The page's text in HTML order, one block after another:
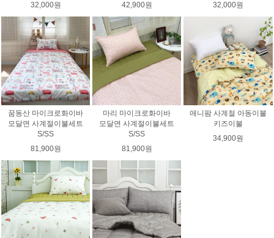
32,000원
42,900원
32,000원
꿈동산 마이크로화이바
모달면 사계절이불세트
S/SS
81,900원
마리 마이크로화이바
모달면 사계절이불세트
S/SS
81,900원
애니팜 사계절 아동이불
키즈이불
34,900원